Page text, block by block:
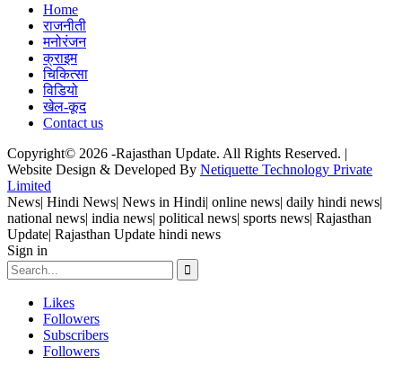
Home
राजनीती
मनोरंजन
क्राइम
चिकित्सा
विडियो
खेल-कूद
Contact us
Copyright© 2026 -Rajasthan Update. All Rights Reserved. |
Website Design & Developed By Netiquette Technology Private
Limited
News| Hindi News| News in Hindi| online news| daily hindi news|
national news| india news| political news| sports news| Rajasthan
Update| Rajasthan Update hindi news
Sign in
Likes
Followers
Subscribers
Followers